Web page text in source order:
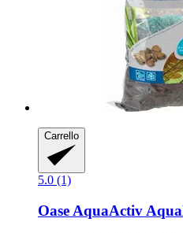
Carrello
5.0 (1)
Oase AquaActiv